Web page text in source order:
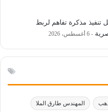
تنفيذ مذكرة تفاهم لربط
6 أغسطس، 2026
المهندس طارق الملا